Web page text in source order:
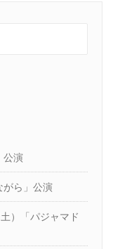
公演
がら」公演
）「パジャマド